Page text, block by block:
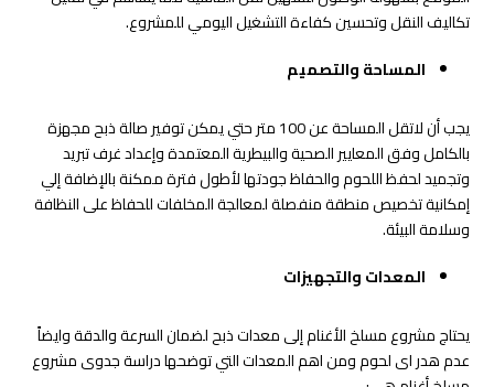
تكاليف النقل وتحسين كفاءة التشغيل اليومي للمشروع.
المساحة والتصميم
يجب أن لاتقل المساحة عن 100 متر حتي يمكن توفير صالة ذبح مجهزة
بالكامل وفق المعايير الصحية والبيطرية المعتمدة وإعداد غرف تبريد
وتجميد لحفظ اللحوم والحفاظ جودتها لأطول فترة ممكنة بالإضافة إلي
إمكانية تخصيص منطقة منفصلة لمعالجة المخلفات للحفاظ على النظافة
وسلامة البيئة.
المعدات والتجهيزات
يحتاج مشروع مسلخ الأغنام إلى معدات ذبح لضمان السرعة والدقة وايضاً
عدم هدر اى لحوم ومن اهم المعدات التي توضحها دراسة جدوى مشروع